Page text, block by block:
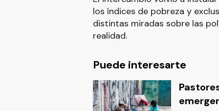
los índices de pobreza y
distintas miradas sobre las
realidad.
Puede interesarte